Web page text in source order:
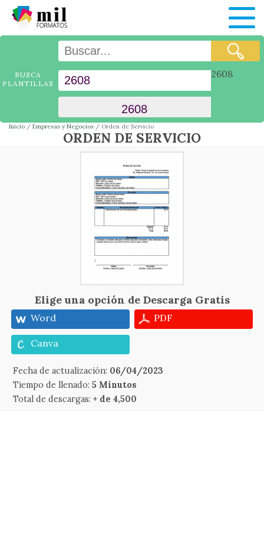
BUSCA
PLANTILLAS
2608
Inicio Empresas y Negocios Orden de Servicio
ORDEN DE SERVICIO
Elige una opción de Descarga Gratis
Word PDF
Canva
Fecha de actualización: 06/04/2023
Tiempo de llenado:5 Minutos
Total de descargas:+ de 4,500